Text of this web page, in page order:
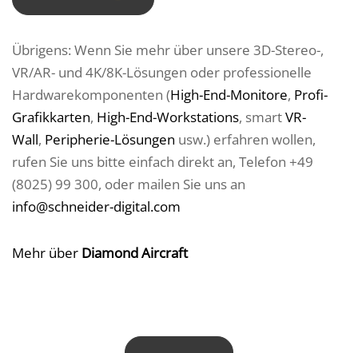
Übrigens: Wenn Sie mehr über unsere 3D-Stereo-,
VR/AR- und 4K/8K-Lösungen oder professionelle
Hardwarekomponenten (High-End-Monitore, Profi-
Grafikkarten, High-End-Workstations, smartVR-
Wall, Peripherie-Lösungen usw.) erfahren wollen,
rufen Sie uns bitte einfach direkt an, Telefon +49
(8025) 99 300, oder mailen Sie uns an
info@schneider-digital.com
Mehr über Diamond Aircraft